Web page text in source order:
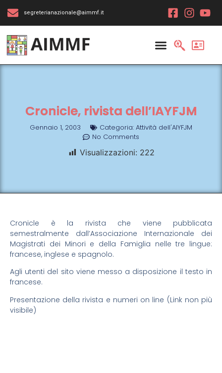
segreterianazionale@aimmf.it
Cronicle, rivista dell’IAYFJM
Gennaio 1, 2003 Categoria: Attività dell'AIYFJM
No Comments
Visualizzazioni: 222
Cronicle è la rivista che viene pubblicata
semestralmente dall’Associazione Internazionale dei
Magistrati dei Minori e della Famiglia nelle tre lingue:
francese, inglese e spagnolo.
Agli utenti del sito viene messo a disposizione il testo in
francese.
Presentazione della rivista e numeri on line (Link non più
visibile)